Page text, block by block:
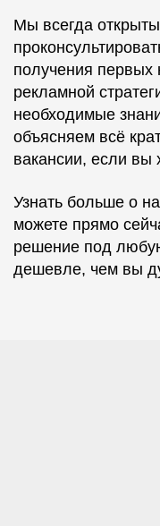
Мы всегда
получения первых
рекламной
необходимые
объясняем всё
вакансии, если вы
Узнать больше о
можете прямо
решение под
дешевле, чем вы